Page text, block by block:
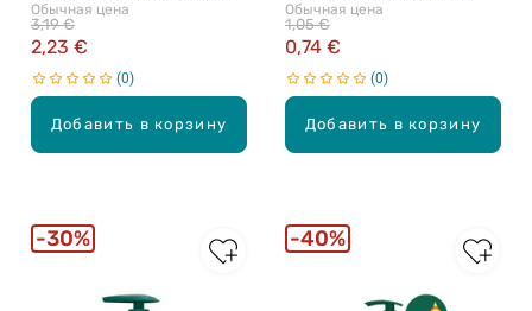
Добавить в корзину
для рук, 300мл
Обычная цена
2,23 €
3,19 €
0
Добавить в корзину
Обычная цена
0,74 €
1,05 €
0
30% 40%